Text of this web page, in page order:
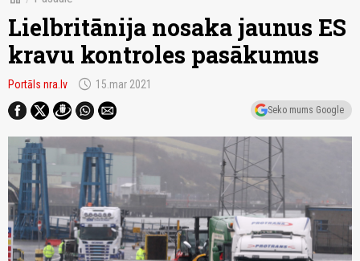
Lielbritānija nosaka jaunus ES
kravu kontroles pasākumus
Portāls nra.lv schedule 15.mar 2021
Seko mums Google